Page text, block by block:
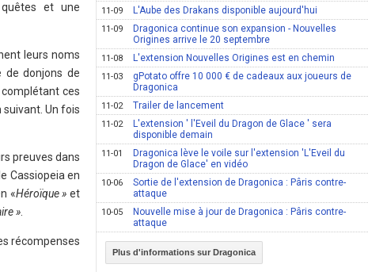
et une
leurs noms
de donjons de
ces
Un fois
preuves dans
Cassiopeia en
«Héroïque » et
»
récompenses
11-09 L'Aube des Drakans disponible aujourd'hui
11-09
Dragonica continue son expansion - Nouvelles
Origines arrive le 20 septembre
11-08 L'extension Nouvelles Origines est en chemin
11-03
gPotato offre 10 000 € de cadeaux aux joueurs de
Dragonica
11-02 Trailer de lancement
11-02
L'extension ' l'Eveil du Dragon de Glace ' sera
disponible demain
11-01
Dragonica lève le voile sur l'extension 'L'Eveil du
Dragon de Glace' en vidéo
10-06
Sortie de l'extension de Dragonica : Pâris contre-
attaque
10-05
Nouvelle mise à jour de Dragonica : Pâris contre-
attaque
Plus d'informations sur Dragonica